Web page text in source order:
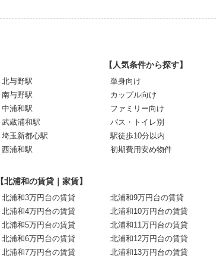
北与野駅
南与野駅
中浦和駅
武蔵浦和駅
埼玉新都心駅
西浦和駅
【人気条件から探す】
単身向け
カップル向け
ファミリー向け
バス・トイレ別
駅徒歩10分以内
初期費用安め物件
【北浦和の賃貸｜家賃】
北浦和3万円台の賃貸
北浦和4万円台の賃貸
北浦和5万円台の賃貸
北浦和6万円台の賃貸
北浦和7万円台の賃貸
北浦和9万円台の賃貸
北浦和10万円台の賃貸
北浦和11万円台の賃貸
北浦和12万円台の賃貸
北浦和13万円台の賃貸